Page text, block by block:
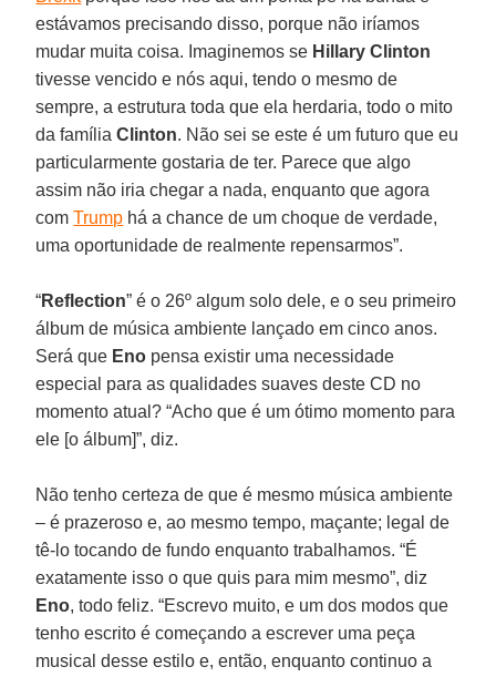
estávamos precisando disso, porque não iríamos
mudar muita coisa. Imaginemos se Hillary Clinton
tivesse vencido e nós aqui, tendo o mesmo de
sempre, a estrutura toda que ela herdaria, todo o mito
da famíliaClinton. Não sei se este é um futuro que eu
particularmente gostaria de ter. Parece que algo
assim não iria chegar a nada, enquanto que agora
comTrump há a chance de um choque de verdade,
uma oportunidade de realmente repensarmos”.
“Reflection” é o 26º algum solo dele, e o seu primeiro
álbum de música ambiente lançado em cinco anos.
Será que Eno pensa existir uma necessidade
especial para as qualidades suaves deste CD no
momento atual? “Acho que é um ótimo momento para
ele [o álbum]”, diz.
Não tenho certeza de que é mesmo música ambiente
– é prazeroso e, ao mesmo tempo, maçante; legal de
tê-lo tocando de fundo enquanto trabalhamos. “É
exatamente isso o que quis para mim mesmo”, diz
Eno, todo feliz. “Escrevo muito, e um dos modos que
tenho escrito é começando a escrever uma peça
musical desse estilo e, então, enquanto continuo a